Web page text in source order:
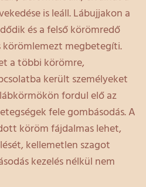
is leáll. Lábujjakon a
és a felső körömredő
körömlemezt megbetegíti.
a többi körömre,
került személyeket
fordul elő az
fele gombásodás. A
köröm fájdalmas lehet,
kellemetlen szagot
kezelés nélkül nem